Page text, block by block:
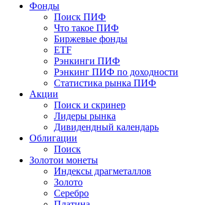
Фонды
Поиск ПИФ
Что такое ПИФ
Биржевые фонды
ETF
Рэнкинги ПИФ
Рэнкинг ПИФ по доходности
Статистика рынка ПИФ
Акции
Поиск и скринер
Лидеры рынка
Дивидендный календарь
Облигации
Поиск
Золотои монеты
Индексы драгметаллов
Золото
Серебро